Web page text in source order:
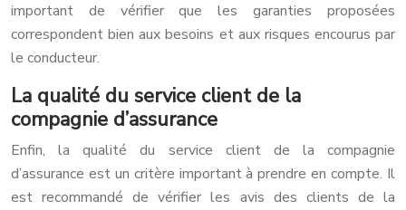
important de vérifier que les garanties proposées
correspondent bien aux besoins et aux risques encourus par
le conducteur.
La qualité du service client de la
compagnie d’assurance
Enfin, la qualité du service client de la compagnie
d’assurance est un critère important à prendre en compte. Il
est recommandé de vérifier les avis des clients de la